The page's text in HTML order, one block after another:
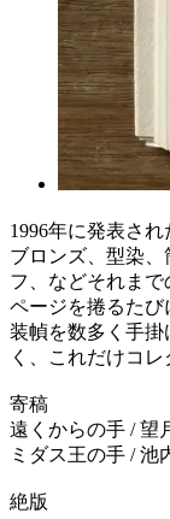
1996年に発表さ
ブロンズ、型染
フ、などそれまで
ページを捲るたび
装幀を数多く手
く、これだけコレ
寄稿
遠くからの手 / 望
ミダス王の手 / 池
絶版